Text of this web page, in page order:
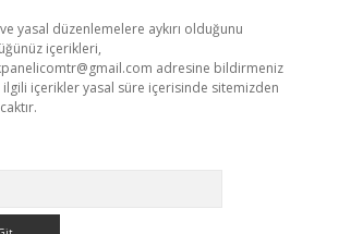
yasal düzenlemelere aykırı olduğunu
içerikleri,
adresine bildirmeniz
ilgili içerikler yasal süre içerisinde sitemizden